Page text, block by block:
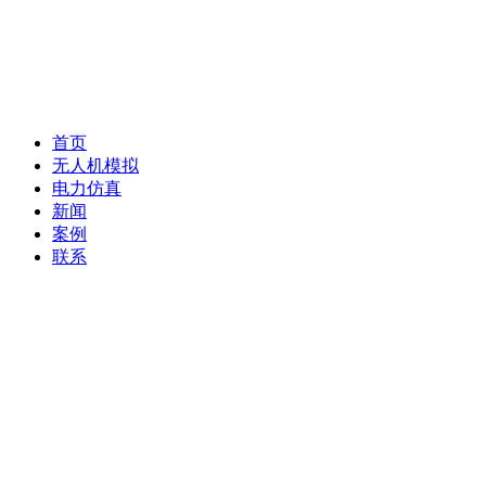
首页
无人机模拟
电力仿真
新闻
案例
联系